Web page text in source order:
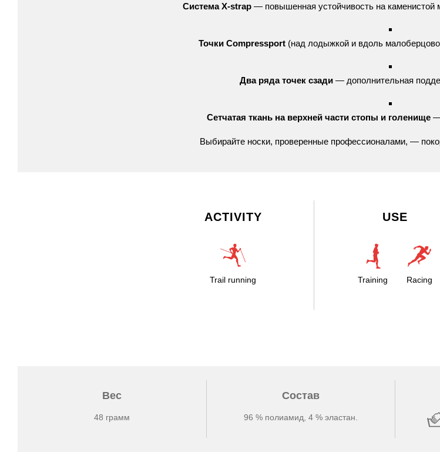
Система X‑strap — повышенная устойчивость на каменистой
Точки Compressport (над лодыжкой и вдоль
Два ряда точек сзади — дополнительная
Сетчатая ткань на верхней части стопы и голенище —
Выбирайте носки, проверенные профессионалами, —
ACTIVITY
Trail running
USE
Training Racing
Вес
48 грамм
Состав
96 % полиамид, 4 % эластан.